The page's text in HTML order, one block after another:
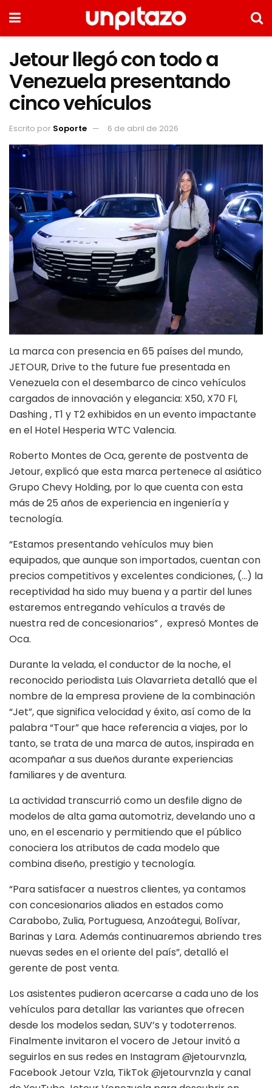
Jetour llegó con todo a
Venezuela presentando
cinco vehículos
Escrito por Soporte 6 de abril de 2026
La marca con presencia en 65 países del mundo,
JETOUR, Drive to the future fue presentada en
Venezuela con el desembarco de cinco vehículos
cargados de innovación y elegancia: X50, X70 Fl,
Dashing , T1 y T2 exhibidos en un evento impactante
en el Hotel Hesperia WTC Valencia.
Roberto Montes de Oca, gerente de postventa de
Jetour, explicó que esta marca pertenece al asiático
Grupo Chevy Holding, por lo que cuenta con esta
más de 25 años de experiencia en ingeniería y
tecnología.
“Estamos presentando vehículos muy bien
equipados, que aunque son importados, cuentan con
precios competitivos y excelentes condiciones, (…) la
receptividad ha sido muy buena y a partir del lunes
estaremos entregando vehículos a través de
nuestra red de concesionarios” , expresó Montes de
Oca.
Durante la velada, el conductor de la noche, el
reconocido periodista Luis Olavarrieta detalló que el
nombre de la empresa proviene de la combinación
“Jet”, que significa velocidad y éxito, así como de la
palabra “Tour” que hace referencia a viajes, por lo
tanto, se trata de una marca de autos, inspirada en
acompañar a sus dueños durante experiencias
familiares y de aventura.
La actividad transcurrió como un desfile digno de
modelos de alta gama automotriz, develando uno a
uno, en el escenario y permitiendo que el público
conociera los atributos de cada modelo que
combina diseño, prestigio y tecnología.
“Para satisfacer a nuestros clientes, ya contamos
con concesionarios aliados en estados como
Carabobo, Zulia, Portuguesa, Anzoátegui, Bolívar,
Barinas y Lara. Además continuaremos abriendo tres
nuevas sedes en el oriente del país”, detalló el
gerente de post venta.
Los asistentes pudieron acercarse a cada uno de los
vehículos para detallar las variantes que ofrecen
desde los modelos sedan, SUV’s y todoterrenos.
Finalmente invitaron el vocero de Jetour invitó a
seguirlos en sus redes en Instagram @jetourvnzla,
Facebook Jetour Vzla, TikTok @jetourvnzla y canal